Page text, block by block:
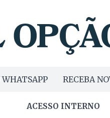
WHATSAPP RECEBA
ACESSO INTERNO